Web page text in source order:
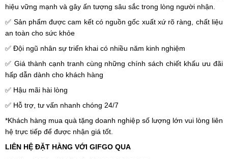
hiệu vững mạnh và gây ấn tượng sâu sắc trong lòng người nhận.
✅ Sản phẩm được cam kết có nguồn gốc xuất xứ rõ ràng, chất liệu
an toàn cho sức khỏe
✅ Đội ngũ nhân sự triển khai có nhiều năm kinh nghiệm
✅ Giá thành cạnh tranh cùng những chính sách chiết khấu ưu đãi
hấp dẫn dành cho khách hàng
✅ Hậu mãi hài lòng
✅ Hỗ trợ, tư vấn nhanh chóng 24/7
*Khách hàng mua quà tặng doanh nghiệp số lượng lớn vui lòng liên
hệ trực tiếp để được nhận giá tốt.
LIÊN HỆ ĐẶT HÀNG VỚI GIFGO QUA